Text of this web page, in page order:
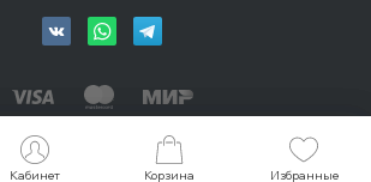
Кабинет Корзина Избранные
Кабинет Корзина Избранные
IMAGINE, Все права защищены